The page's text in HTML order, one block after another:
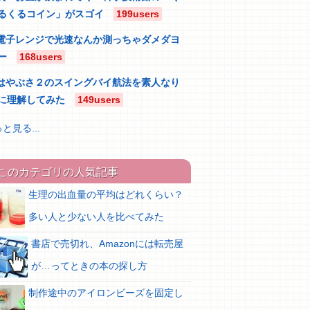
くるコイン」がスゴイ
199users
子レンジで光速なんか測っちゃダメダヨ
168users
やぶさ２のスイングバイ航法を素人なり
理解してみた
149users
と見る...
のカテゴリの人気記事
生理の出血量の平均はどれくらい？
多い人と少ない人を比べてみた
書店で売切れ、Amazonには転売屋
が…ってときの本の探し方
制作途中のアイロンビーズを固定し